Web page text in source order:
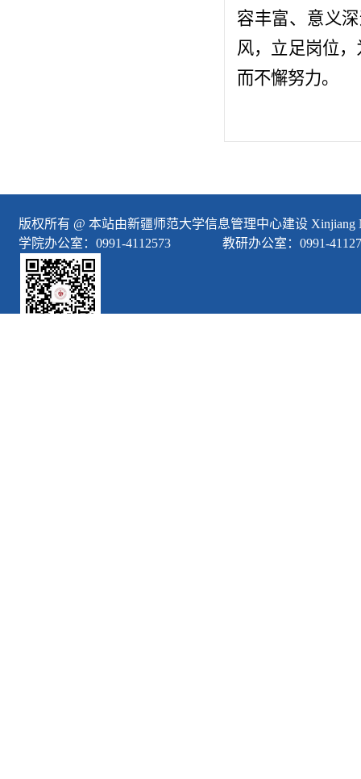
容丰富、意义
风，立足岗位
而不懈努力。
版权所有 @ 本站由新疆师范大学信息管理中心建设 Xinjiang
学院办公室：0991-4112573 教研办公室：0991-